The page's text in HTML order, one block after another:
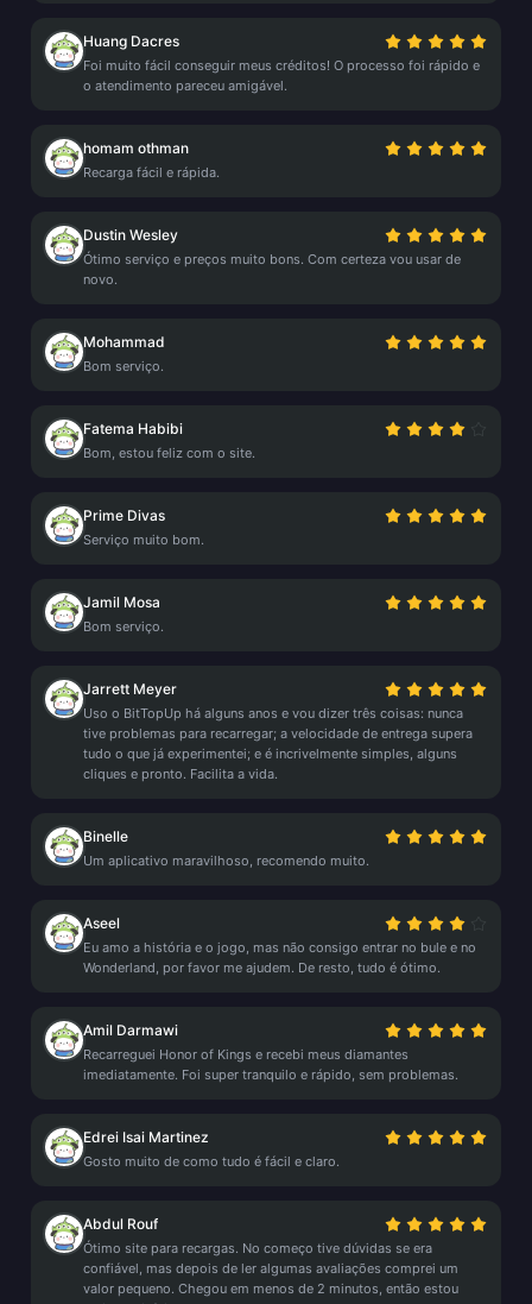
Huang Dacres
Foi muito fácil conseguir meus créditos! O processo foi rápido e
o atendimento pareceu amigável.
homam othman
Recarga fácil e rápida.
Dustin Wesley
Ótimo serviço e preços muito bons. Com certeza vou usar de
novo.
Mohammad
Bom serviço.
Fatema Habibi
Bom, estou feliz com o site.
Prime Divas
Serviço muito bom.
Jamil Mosa
Bom serviço.
Jarrett Meyer
Uso o BitTopUp há alguns anos e vou dizer três coisas: nunca
tive problemas para recarregar; a velocidade de entrega supera
tudo o que já experimentei; e é incrivelmente simples, alguns
cliques e pronto. Facilita a vida.
Binelle
Um aplicativo maravilhoso, recomendo muito.
Aseel
Eu amo a história e o jogo, mas não consigo entrar no bule e no
Wonderland, por favor me ajudem. De resto, tudo é ótimo.
Amil Darmawi
Recarreguei Honor of Kings e recebi meus diamantes
imediatamente. Foi super tranquilo e rápido, sem problemas.
Edrei Isai Martinez
Gosto muito de como tudo é fácil e claro.
Abdul Rouf
Ótimo site para recargas. No começo tive dúvidas se era
confiável, mas depois de ler algumas avaliações comprei um
valor pequeno. Chegou em menos de 2 minutos, então estou